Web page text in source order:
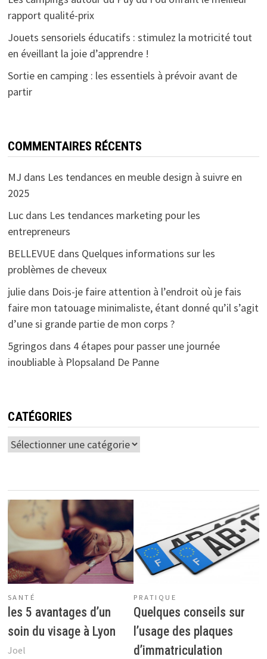
rapport qualité-prix
Jouets sensoriels éducatifs : stimulez la motricité tout
en éveillant la joie d’apprendre !
Sortie en camping : les essentiels à prévoir avant de
partir
COMMENTAIRES RÉCENTS
MJ dans Les tendances en meuble design à suivre en
2025
Lucdans Les tendances marketing pour les
entrepreneurs
BELLEVUE dans Quelques informations sur les
problèmes de cheveux
juliedans Dois-je faire attention à l’endroit où je fais
faire mon tatouage minimaliste, étant donné qu’il s’agit
d’une si grande partie de mon corps ?
5gringos dans 4 étapes pour passer une journée
inoubliable à Plopsaland De Panne
CATÉGORIES
Catégories
SANTÉ
les 5 avantages d’un
soin du visage à Lyon
Joel
PRATIQUE
Quelques conseils sur
l’usage des plaques
d’immatriculation